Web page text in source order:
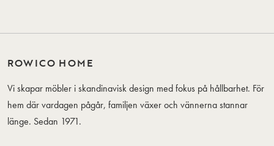
ROWICO HOME
Vi skapar möbler i skandinavisk design med fokus på hållbarhet. För
hem där vardagen pågår, familjen växer och vännerna stannar
länge. Sedan 1971.